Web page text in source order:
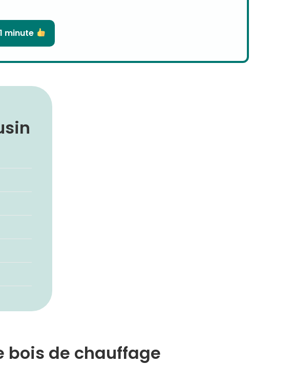
minute
bois de chauffage